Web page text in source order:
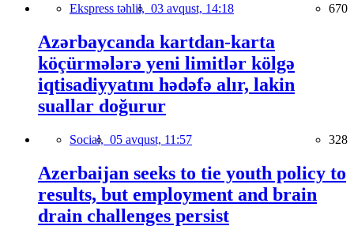
Ekspress təhlil, 03 avqust, 14:18 670
Azərbaycanda kartdan-karta
köçürmələrə yeni limitlər kölgə
iqtisadiyyatını hədəfə alır, lakin
suallar doğurur
Social, 05 avqust, 11:57 328
Azerbaijan seeks to tie youth policy to
results, but employment and brain
drain challenges persist